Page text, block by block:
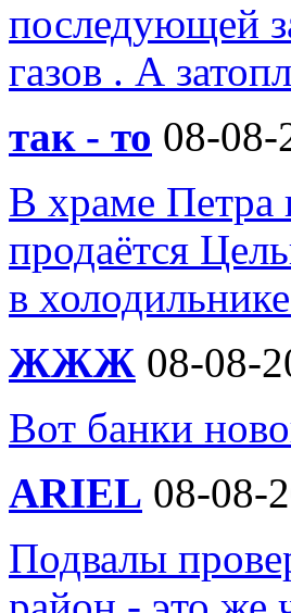
последующей
газов . А
так - то 08-08-
В храме Петра
продаётся
в
ЖЖЖ 08-08-
Вот банки
ARIEL 08-08-
Подвалы